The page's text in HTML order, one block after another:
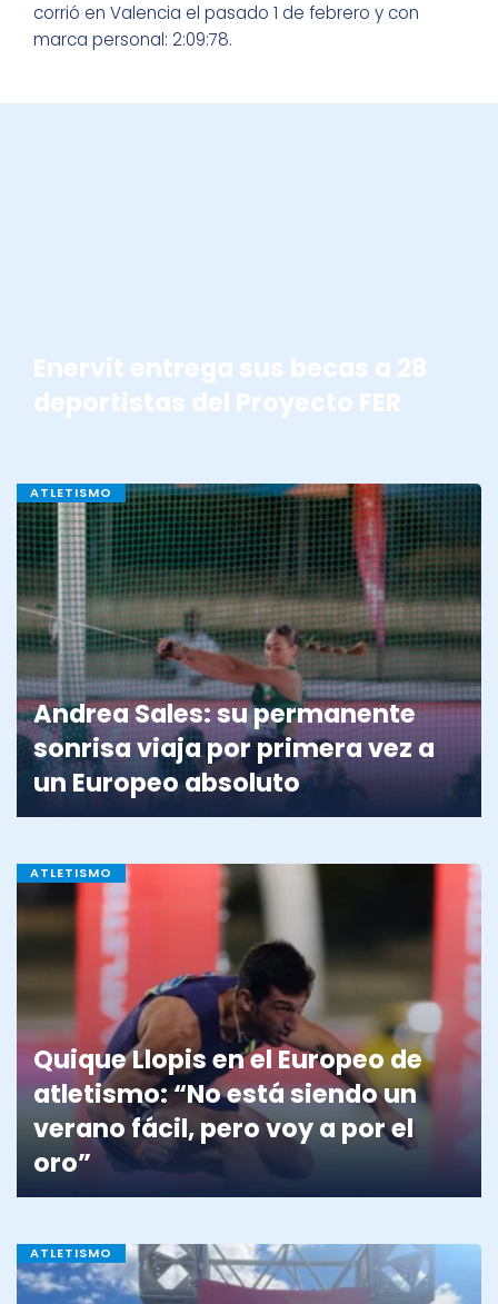
corrió en Valencia el pasado 1 de febrero y con
marca personal: 2:09:78.
Enervit entrega sus becas a 28
deportistas del Proyecto FER
ATLETISMO
Andrea Sales: su permanente
sonrisa viaja por primera vez a
un Europeo absoluto
ATLETISMO
Quique Llopis en el Europeo de
atletismo: “No está siendo un
verano fácil, pero voy a por el
oro”
ATLETISMO